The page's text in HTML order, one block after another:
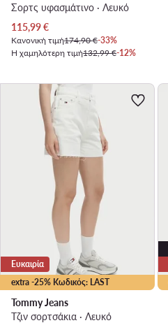
Σορτς υφασμάτινο · Λευκό
Τρέχουσα τιμή
115,99€
Κανονική τιμή174,90 €-33%
Η χαμηλότερη τιμή132,99 €-12%
extra -25% Κωδικός: LAST
Ευκαιρία
Tommy Jeans
Τζιν σορτσάκια · Λευκό